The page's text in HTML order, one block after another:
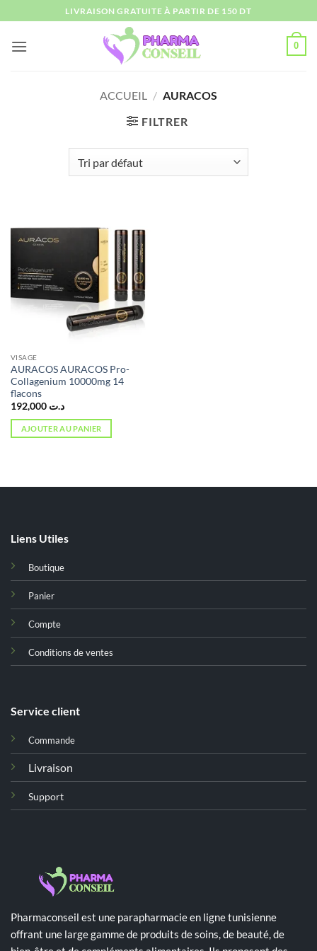
au
contenu
LIVRAISON GRATUITE À PARTIR DE 150 DT
0
ACCUEIL / AURACOS
FILTRER
VISAGE
AURACOS AURACOS Pro-
Collagenium 10000mg 14
flacons
د.ت 192,000
AJOUTER AU PANIER
Liens Utiles
Boutique
Panier
Compte
Conditions de ventes
Service client
Commande
Livraison
Support
Pharmaconseil est une parapharmacie en ligne tunisienne
offrant une large gamme de produits de soins, de beauté, de